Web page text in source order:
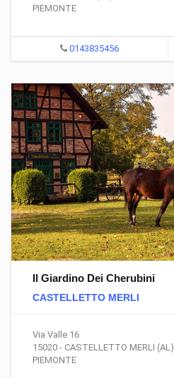
PIEMONTE
0143835456
Il Giardino Dei Cherubini
CASTELLETTO MERLI
Via Valle 16
15020 - CASTELLETTO MERLI (AL)
PIEMONTE